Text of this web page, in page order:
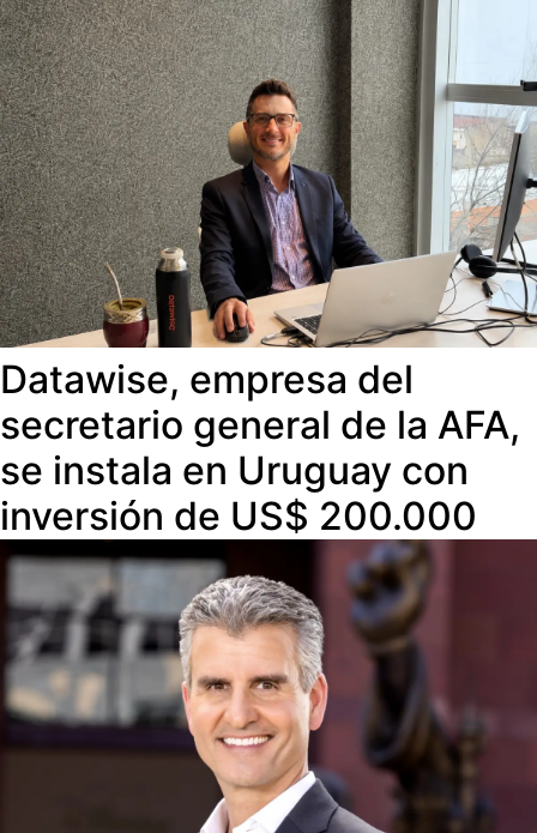
Datawise, empresa del
secretario general de la AFA,
se instala en Uruguay con
inversión de US$ 200.000